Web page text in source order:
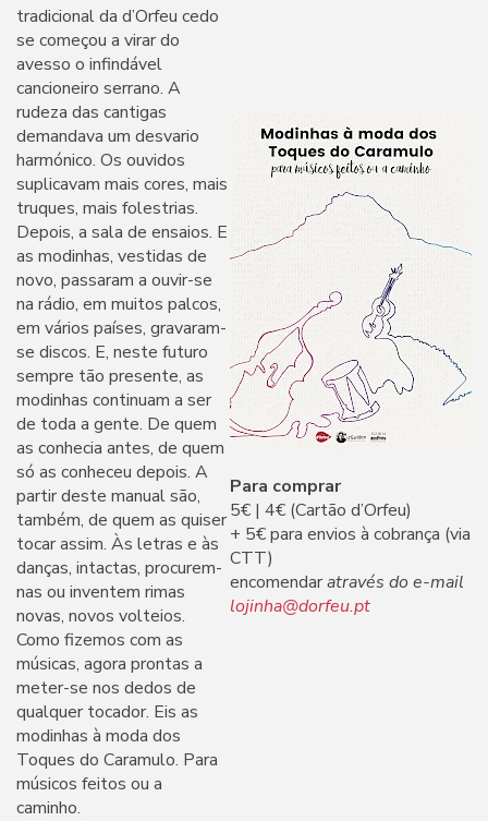
tradicional da d’Orfeu cedo
se começou a virar do
avesso o infindável
cancioneiro serrano. A
rudeza das cantigas
demandava um desvario
harmónico. Os ouvidos
suplicavam mais cores, mais
truques, mais folestrias.
Depois, a sala de ensaios. E
as modinhas, vestidas de
novo, passaram a ouvir-se
na rádio, em muitos palcos,
em vários países, gravaram-
se discos. E, neste futuro
sempre tão presente, as
modinhas continuam a ser
de toda a gente. De quem
as conhecia antes, de quem
só as conheceu depois. A
partir deste manual são,
também, de quem as quiser
tocar assim. Às letras e às
danças, intactas, procurem-
nas ou inventem rimas
novas, novos volteios.
Como fizemos com as
músicas, agora prontas a
meter-se nos dedos de
qualquer tocador. Eis as
modinhas à moda dos
Toques do Caramulo. Para
músicos feitos ou a
caminho.
Para comprar
5€ | 4€ (Cartão d’Orfeu)
+ 5€ para envios à cobrança (via
CTT)
encomendaratravés do e-mail
lojinha@dorfeu.pt